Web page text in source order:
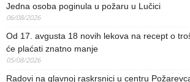
Jedna osoba poginula u požaru u Lučici
06/08/2026
Od 17. avgusta 18 novih lekova na recept o
će plaćati znatno manje
05/08/2026
Radovi na glavnoj raskrsnici u centru